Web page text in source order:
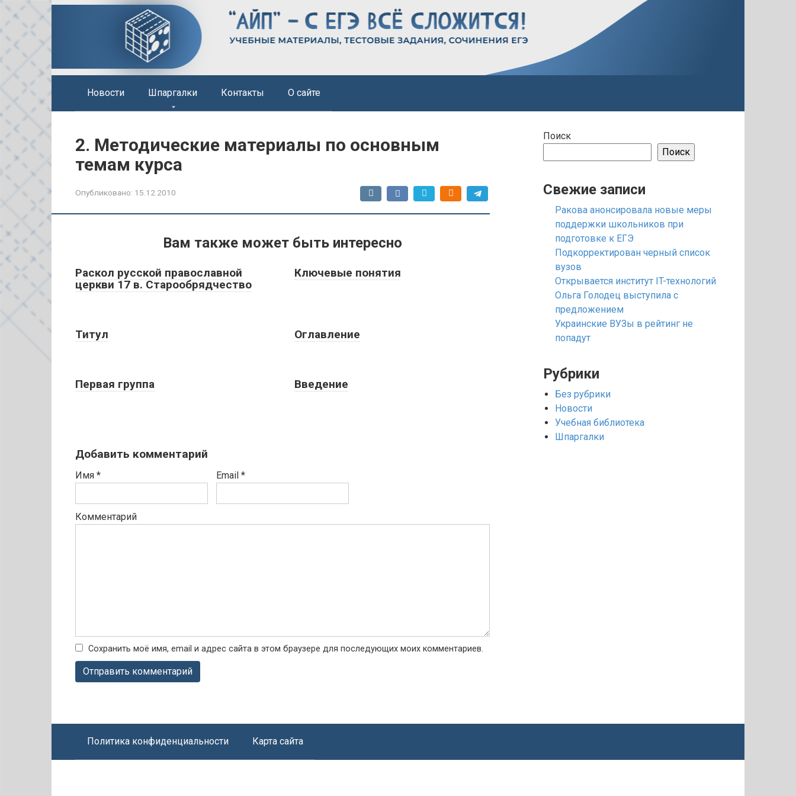
Перейти
контенту
Новости Шпаргалки Контакты О сайте
2. Методические материалы по основным
темам курса
Опубликовано: 15.12.2010
Вам также может быть интересно
Раскол русской православной
церкви 17 в. Старообрядчество
Ключевые понятия
Титул Оглавление
Первая группа Введение
Добавить комментарий
Имя * Email *
Комментарий
Сохранить моё имя, email и адрес сайта в этом браузере для последующих моих комментариев.
Поиск
Поиск
Свежие записи
Ракова анонсировала новые меры
поддержки школьников при
подготовке к ЕГЭ
Подкорректирован черный список
вузов
Открывается институт IT-технологий
Ольга Голодец выступила с
предложением
Украинские ВУЗы в рейтинг не
попадут
Рубрики
Без рубрики
Новости
Учебная библиотека
Шпаргалки
Политика конфиденциальности Карта сайта